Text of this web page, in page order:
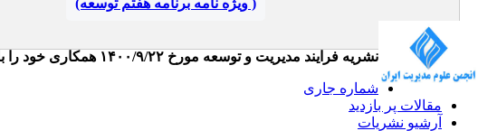
( ویژه نامه برنامه هفتم توسعه)
نشریه فرایند مدیریت و توسعه مورخ ۱۴۰۰/۹/۲۲ همکاری خود را با انجمن علوم مدیریت ایران جهت تعاملات دوسویه و استفاده از ظرفیت‌های انجمن آغاز کرده است
شماره جاری
مقالات پر بازدید
آرشیو نشریات